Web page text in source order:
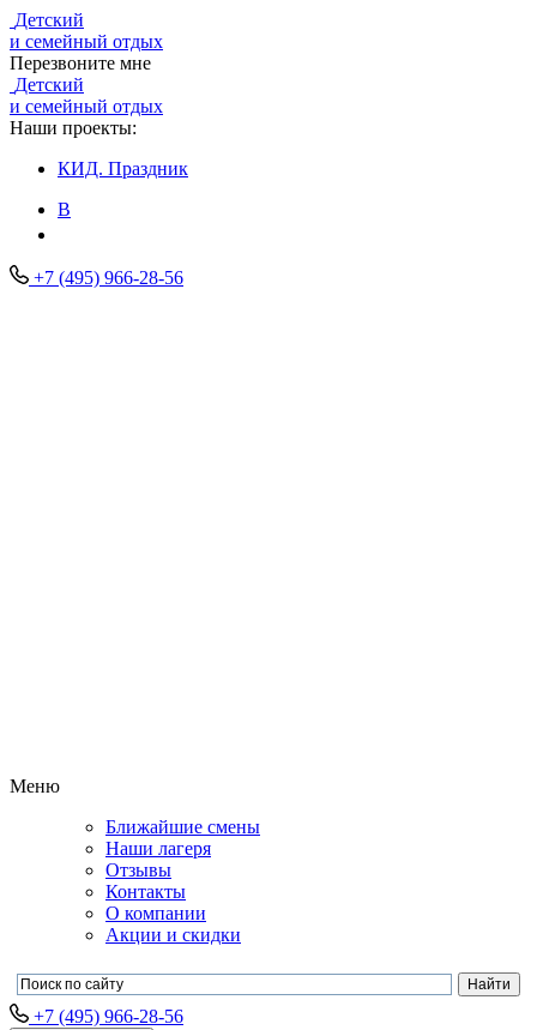
Детский
и семейный отдых
Перезвоните мне
Детский
и семейный отдых
Наши проекты:
КИД. Праздник
В
+7 (495) 966-28-56
Меню
Ближайшие смены
Наши лагеря
Отзывы
Контакты
О компании
Акции и скидки
+7 (495) 966-28-56